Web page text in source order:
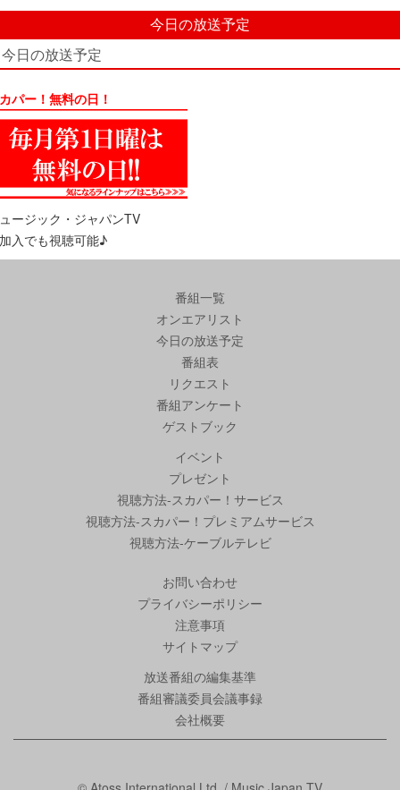
今日の放送予定
今日の放送予定
パー！無料の日！
ージック・ジャパンTV
入でも視聴可能♪
番組一覧
オンエアリスト
今日の放送予定
番組表
リクエスト
番組アンケート
ゲストブック
イベント
プレゼント
視聴方法-スカパー！サービス
視聴方法-スカパー！プレミアムサービス
視聴方法-ケーブルテレビ
お問い合わせ
プライバシーポリシー
注意事項
サイトマップ
放送番組の編集基準
番組審議委員会議事録
会社概要